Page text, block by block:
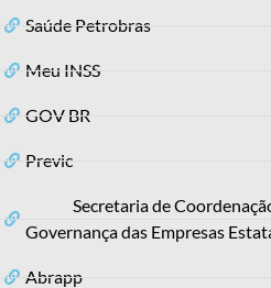
Saúde Petrobras
Meu INSS
GOV BR
Previc
Secretaria de
Governança das Empresas
Abrapp